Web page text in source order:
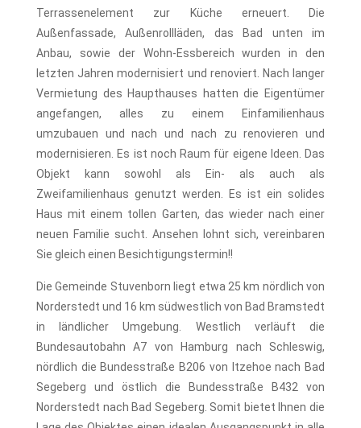
Terrassenelement zur Küche erneuert. Die
Außenfassade, Außenrollläden, das Bad unten im
Anbau, sowie der Wohn-Essbereich wurden in den
letzten Jahren modernisiert und renoviert. Nach langer
Vermietung des Haupthauses hatten die Eigentümer
angefangen, alles zu einem Einfamilienhaus
umzubauen und nach und nach zu renovieren und
modernisieren. Es ist noch Raum für eigene Ideen. Das
Objekt kann sowohl als Ein- als auch als
Zweifamilienhaus genutzt werden. Es ist ein solides
Haus mit einem tollen Garten, das wieder nach einer
neuen Familie sucht. Ansehen lohnt sich, vereinbaren
Sie gleich einen Besichtigungstermin!!
Die Gemeinde Stuvenborn liegt etwa 25 km nördlich von
Norderstedt und 16 km südwestlich von Bad Bramstedt
in ländlicher Umgebung. Westlich verläuft die
Bundesautobahn A7 von Hamburg nach Schleswig,
nördlich die Bundesstraße B206 von Itzehoe nach Bad
Segeberg und östlich die Bundesstraße B432 von
Norderstedt nach Bad Segeberg. Somit bietet Ihnen die